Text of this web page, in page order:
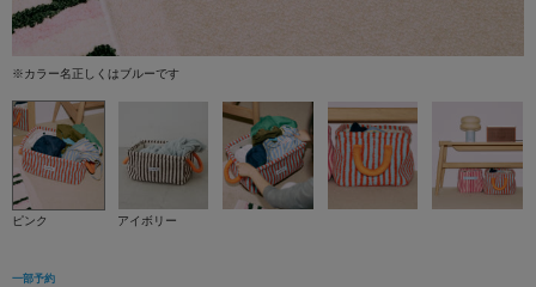
※カラー名正しくはブルーです
ピンク アイボリー
一部予約